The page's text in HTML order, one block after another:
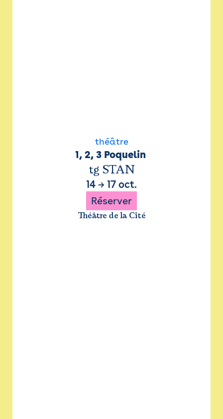
théâtre
1, 2, 3 Poquelin
tg STAN
14 → 17 oct.
Réserver
Théâtre de la Cité